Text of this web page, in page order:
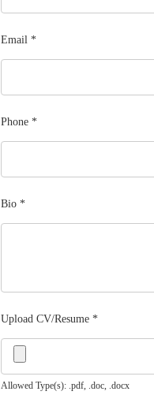
Email *
Phone *
Bio *
Upload CV/Resume *
Allowed Type(s): .pdf, .doc, .docx